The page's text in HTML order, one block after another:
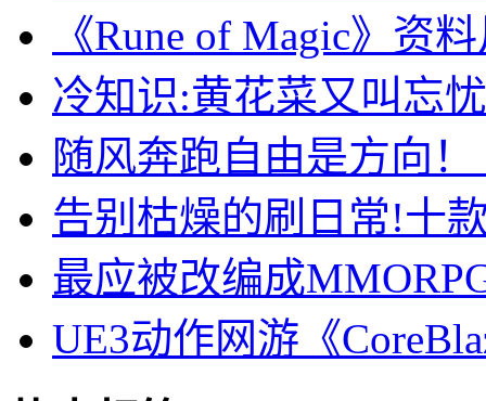
《Rune of Magic》资
冷知识:黄花菜又叫忘
随风奔跑自由是方向
告别枯燥的刷日常!十
最应被改编成
UE3动作网游《